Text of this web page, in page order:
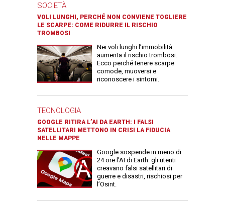
SOCIETÀ
VOLI LUNGHI, PERCHÉ NON CONVIENE TOGLIERE
LE SCARPE: COME RIDURRE IL RISCHIO
TROMBOSI
Nei voli lunghi l’immobilità
aumenta il rischio trombosi.
Ecco perché tenere scarpe
comode, muoversi e
riconoscere i sintomi.
TECNOLOGIA
GOOGLE RITIRA L’AI DA EARTH: I FALSI
SATELLITARI METTONO IN CRISI LA FIDUCIA
NELLE MAPPE
Google sospende in meno di
24 ore l’AI di Earth: gli utenti
creavano falsi satellitari di
guerre e disastri, rischiosi per
l’Osint.